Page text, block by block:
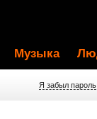
Музыка
Я забыл пароль